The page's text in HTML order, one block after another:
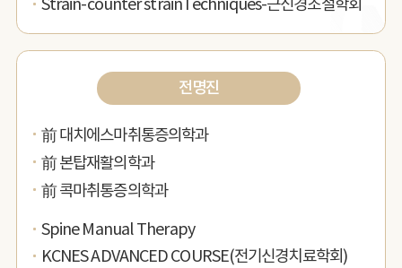
Strain-counter strainTechniques-근신경조절학회
전명진
前 대치에스마취통증의학과
前 본탑재활의학과
前 콕마취통증의학과
Spine Manual Therapy
KCNES ADVANCED COURSE(전기신경치료학회)